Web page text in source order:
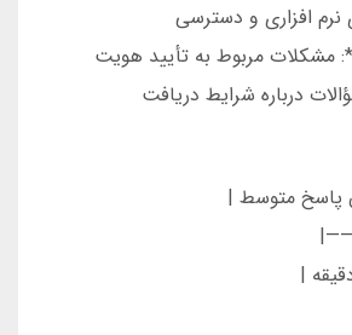
افزاری و دسترسی
مشکلات مربوط به تأیید هویت
درباره شرایط دریافت
پاسخ متوسط |